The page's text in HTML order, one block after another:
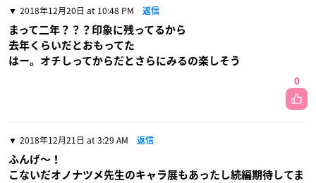
2018年12月20日 at 10:48 PM 返信
まって二年？？？印象に残ってるから
去年くらいだとおもってた
はー。オチしってからだとさらにみるの楽しそう
0
2018年12月21日 at 3:29 AM 返信
ふんげ〜！
こないだオノナツメ先生のキャラ展もあったし続編期待してま